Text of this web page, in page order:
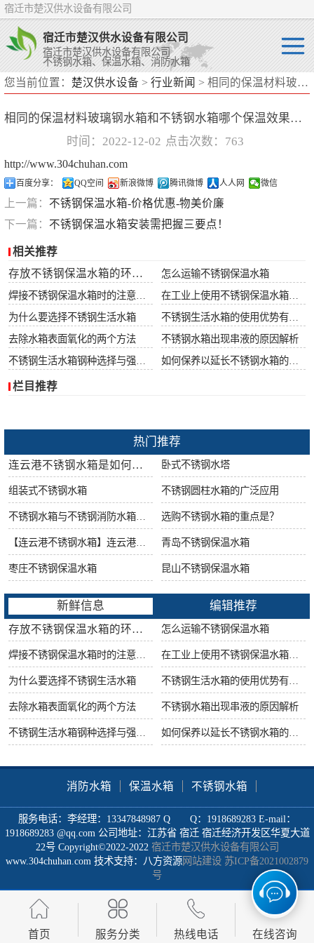
宿迁市楚汉供水设备有限公司
宿迁市楚汉供水设备有限公司
宿迁市楚汉供水设备有限公司
不锈钢水箱、保温水箱、消防水箱
您当前位置： 楚汉供水设备 > 行业新闻 > 相同的保温材料玻璃钢水箱和不锈钢水箱哪个保温效果比较好？
相同的保温材料玻璃钢水箱和不锈钢水箱哪个保温效果比较好？
时间：2022-12-02 点击次数：763
http://www.304chuhan.com
百度分享： QQ空间 新浪微博 腾讯微博 人人网 微信
上一篇： 不锈钢保温水箱-价格优惠-物美价廉
下一篇： 不锈钢保温水箱安装需把握三要点！
相关推荐
存放不锈钢保温水箱的环境要求
怎么运输不锈钢保温水箱
为什么要选择不锈钢生活水箱
去除水箱表面氧化的两个方法
不锈钢水箱出现串液的原因解析
栏目推荐
热门推荐
连云港不锈钢水箱是如何做好防腐工作的? 卧式不锈钢水塔
组装式不锈钢水箱 不锈钢圆柱水箱的广泛应用
选购不锈钢水箱的重点是？
青岛不锈钢保温水箱
枣庄不锈钢保温水箱 昆山不锈钢保温水箱
新鲜信息 编辑推荐
存放不锈钢保温水箱的环境要求 怎么运输不锈钢保温水箱
为什么要选择不锈钢生活水箱
去除水箱表面氧化的两个方法 不锈钢水箱出现串液的原因解析
消防水箱 保温水箱 不锈钢水箱
服务电话：李经理：13347848987 Q Q：1918689283 E-mail：
1918689283 @qq.com 公司地址：江苏省 宿迁 宿迁经济开发区华夏大道
22号 Copyright©2022-2022 宿迁市楚汉供水设备有限公司
www.304chuhan.com 技术支持：八方资源网站建设 苏ICP备2021002879
号
首页 服务分类 热线电话 在线咨询
不锈钢水箱
保温水箱
消防水箱